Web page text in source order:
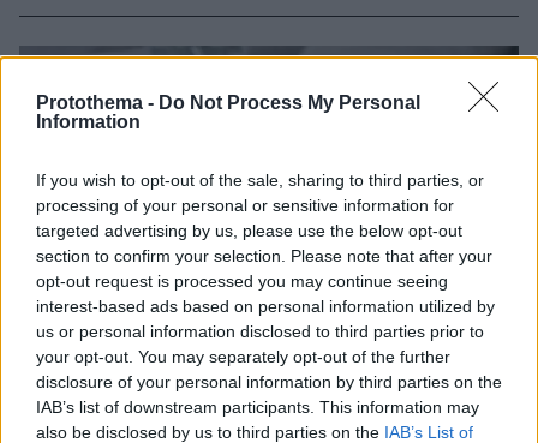
Protothema - Do Not Process My Personal
Information
If you wish to opt-out of the sale, sharing to third parties, or
processing of your personal or sensitive information for
targeted advertising by us, please use the below opt-out
section to confirm your selection. Please note that after your
opt-out request is processed you may continue seeing
interest-based ads based on personal information utilized by
us or personal information disclosed to third parties prior to
your opt-out. You may separately opt-out of the further
disclosure of your personal information by third parties on the
IAB’s list of downstream participants. This information may
also be disclosed by us to third parties on the IAB’s List of